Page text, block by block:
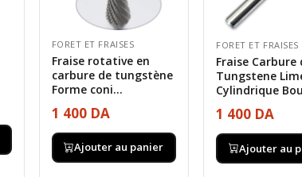
FORET ET FRAISES
Fraise rotative en
carbure de tungstène
Forme coni...
1 400 DA
Ajouter au panier
FORET ET FRAISES
Fraise Carbure
Tungstene
Cylindrique
1 400 DA
Ajouter au